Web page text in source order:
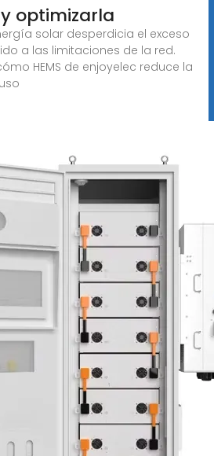
optimizarla
solar desperdicia el exceso
a las limitaciones de la red.
HEMS de enjoyelec reduce la